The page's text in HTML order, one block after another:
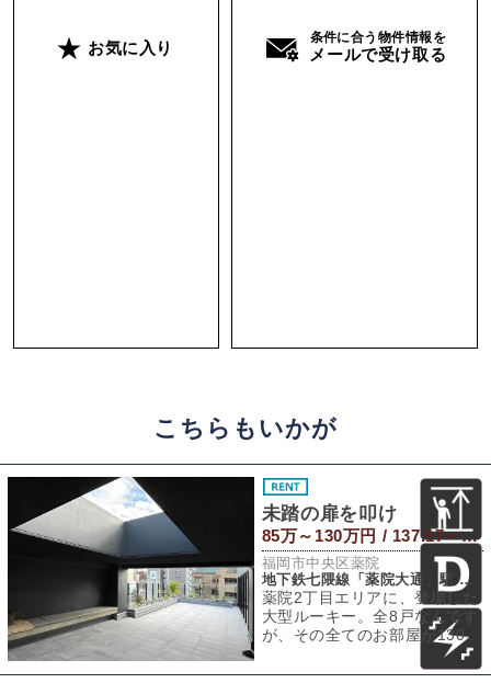
お気に入り
条件に合う物件情報を
メールで受け取る
こちらもいかが
未踏の扉を叩け
85万～130万円 / 137.17～139.69㎡
福岡市中央区薬院
地下鉄七隈線「薬院大通」駅 徒歩6分
薬院2丁目エリアに、登場した
大型ルーキー。全8戸なんです
が、その全てのお部屋が130㎡
超の1LDKといった破格のスケ
ール